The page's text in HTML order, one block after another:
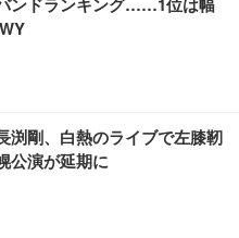
ンチェア (ブラック)
ア デスクチェア 疲れない テレ
ックレスト 30度ロッキング機
ポート 90度跳ね上げ式アーム
ンチェア (ホワイト)
ェア デスクチェア 肘なし メ
ーサポート付き 腰サポート ガ
回転 キャスター付き コンパク
27インチ 液晶モニタ
）VA 非光沢 HDMI/DisplayP
蔵 高さ調整 スイベル VESA対
280Hz/FHD】GRAPHT THE S
24” Essential ゲーミン
ンチ 1ms FHD 量子ドット 残
ベーシック) 【Amazon.co.jp
イリスオーヤマ ペットシーツ
100枚入 (x 1) (ケース販売)
ットシーツ 超厚型 お徳用 レギ
限定】
渕剛、白熱のライブで左膝靭
演が延期に